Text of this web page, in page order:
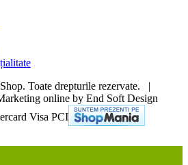
Toate drepturile rezervate. |
online by End Soft Design